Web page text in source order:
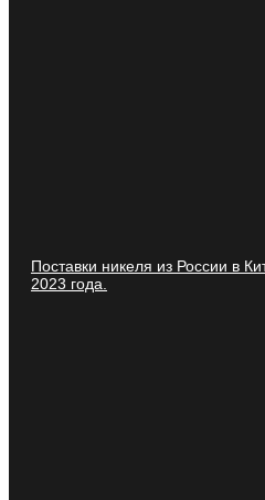
Поставки никеля из России в
2023 года.